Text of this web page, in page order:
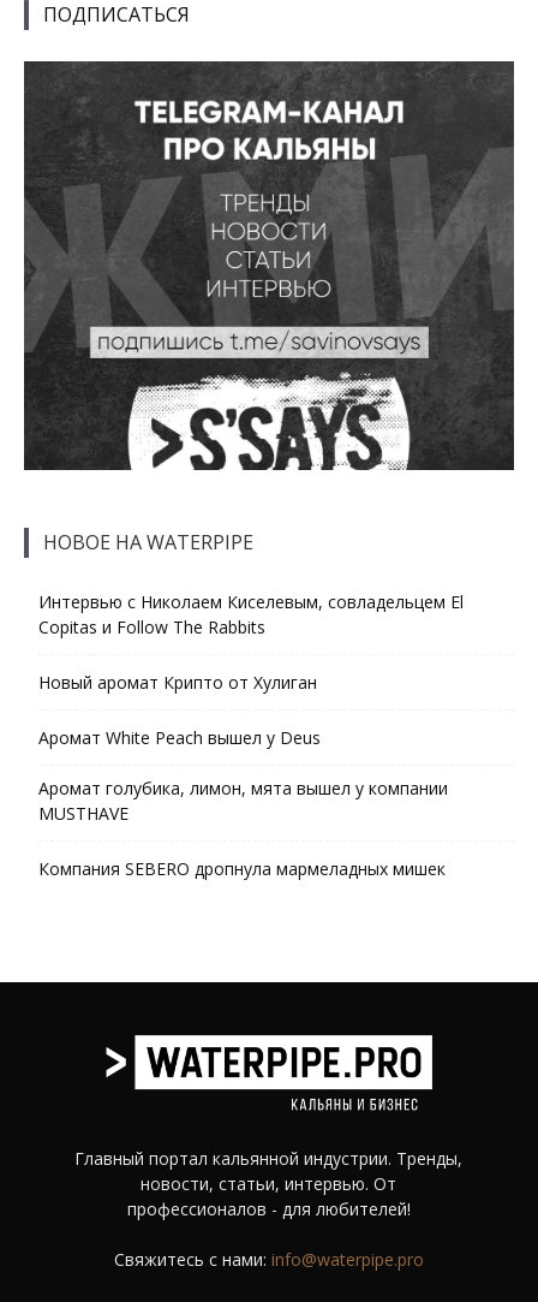
ПОДПИСАТЬСЯ
НОВОЕ НА WATERPIPE
Интервью с Николаем Киселевым, совладельцем El
Copitas и Follow The Rabbits
Новый аромат Крипто от Хулиган
Аромат White Peach вышел у Deus
Аромат голубика, лимон, мята вышел у компании
MUSTHAVE
Компания SEBERO дропнула мармеладных мишек
Главный портал кальянной индустрии. Тренды,
новости, статьи, интервью. От
профессионалов - для любителей!
Свяжитесь с нами: info@waterpipe.pro